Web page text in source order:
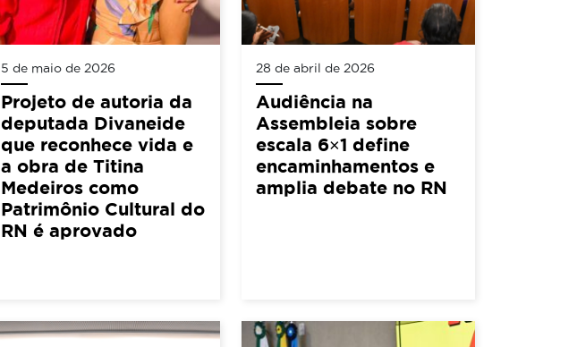
5 de maio de 2026
Projeto de autoria da
deputada Divaneide
que reconhece vida e
a obra de Titina
Medeiros como
Patrimônio Cultural do
RN é aprovado
28 de abril de 2026
Audiência na
Assembleia sobre
escala 6×1 define
encaminhamentos e
amplia debate no RN